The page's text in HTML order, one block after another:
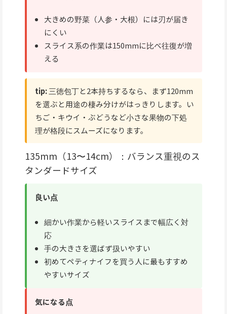
大きめの野菜（人参・大根）には刃が届き
にくい
スライス系の作業は150mmに比べ往復が増
える
tip:三徳包丁と2本持ちするなら、まず120mm
を選ぶと用途の棲み分けがはっきりします。い
ちご・キウイ・ぶどうなど小さな果物の下処
理が格段にスムーズになります。
135mm（13〜14cm）：バランス重視のス
タンダードサイズ
良い点
細かい作業から軽いスライスまで幅広く対
応
手の大きさを選ばず扱いやすい
初めてペティナイフを買う人に最もすすめ
やすいサイズ
気になる点